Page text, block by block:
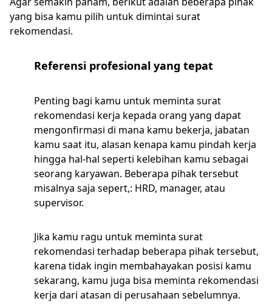
yang bisa kamu pilih untuk dimintai surat
rekomendasi.
Referensi profesional yang tepat
Penting bagi kamu untuk meminta surat
rekomendasi kerja kepada orang yang dapat
mengonfirmasi di mana kamu bekerja, jabatan
kamu saat itu, alasan kenapa kamu pindah kerja
hingga hal-hal seperti kelebihan kamu sebagai
seorang karyawan. Beberapa pihak tersebut
misalnya saja sepert,: HRD, manager, atau
supervisor.
Jika kamu ragu untuk meminta surat
rekomendasi terhadap beberapa pihak tersebut,
karena tidak ingin membahayakan posisi kamu
sekarang, kamu juga bisa meminta rekomendasi
kerja dari atasan di perusahaan sebelumnya.